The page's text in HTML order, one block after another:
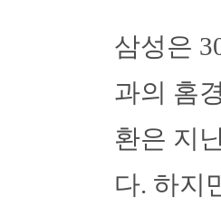
삼성은
과의 홈
환은 지
다. 하지